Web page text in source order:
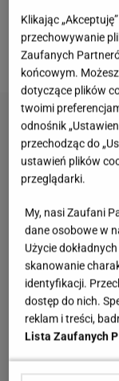
i wysokie
wprowadzić
to niewielkim
Klikając
przechowywanie
Zaufanych
końcowym.
dotyczące plików
twoimi
odnośnik
przechodząc do
ustawień plików
przeglądarki.
My, nasi Zaufani
dane osobowe w
Użycie
skanowanie
identyfikacji.
dostęp do nich.
reklam i treści,
Lista Zaufanych